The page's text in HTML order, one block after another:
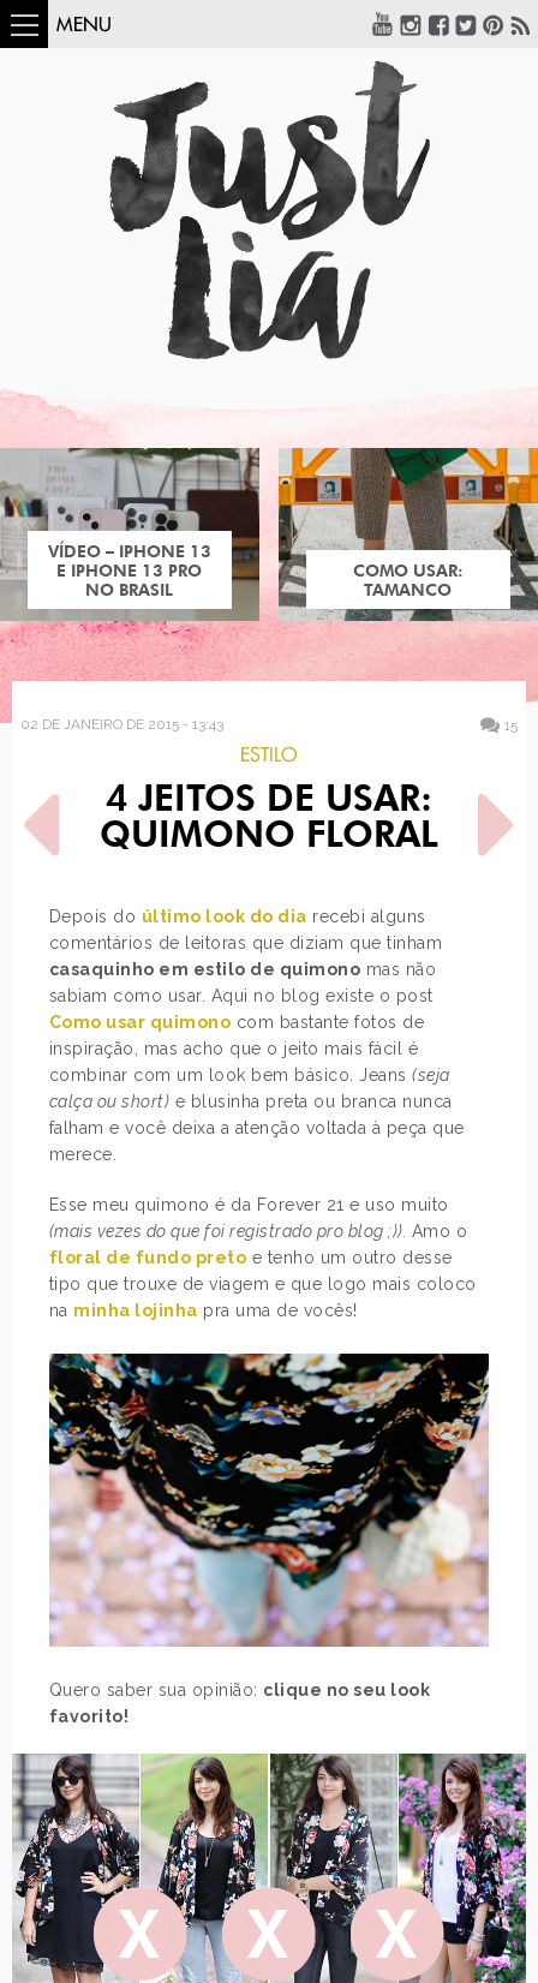
MENU
COMO USAR:
TAMANCO
02 DE JANEIRO DE 2015 - 13:43 15
ESTILO
4 JEITOS DE USAR:
QUIMONO FLORAL
Depois do último look do dia recebi alguns
comentários de leitoras que diziam que tinham
casaquinho em estilo de quimono mas não
sabiam como usar. Aqui no blog existe o post
Como usar quimono com bastante fotos de
inspiração, mas acho que o jeito mais fácil é
combinar com um look bem básico. Jeans(seja
calça ou short) e blusinha preta ou branca nunca
falham e você deixa a atenção voltada à peça que
merece.
Esse meu quimono é da Forever 21 e uso muito
(mais vezes do que foi registrado pro blog ;)). Amo o
floral de fundo preto e tenho um outro desse
tipo que trouxe de viagem e que logo mais coloco
na minha lojinha pra uma de vocês!
Quero saber sua opinião: clique no seu look
favorito!
POST ANTERIOR
LANÇAMENTO - PANVEL
MAKE UP COLORFUL
PRÓXIMO POST
TAG - MARIDO (OU
NAMORADO) DE
BLOGUEIRA